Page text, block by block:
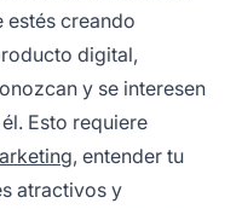
estés creando
digital,
y se interesen
Esto requiere
, entender tu
atractivos y